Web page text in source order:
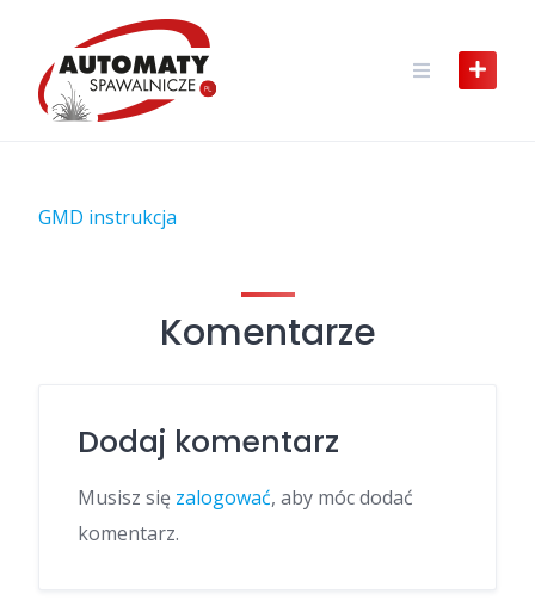
content
GMD instrukcja
Komentarze
Dodaj komentarz
Musisz się zalogować, aby móc dodać
komentarz.